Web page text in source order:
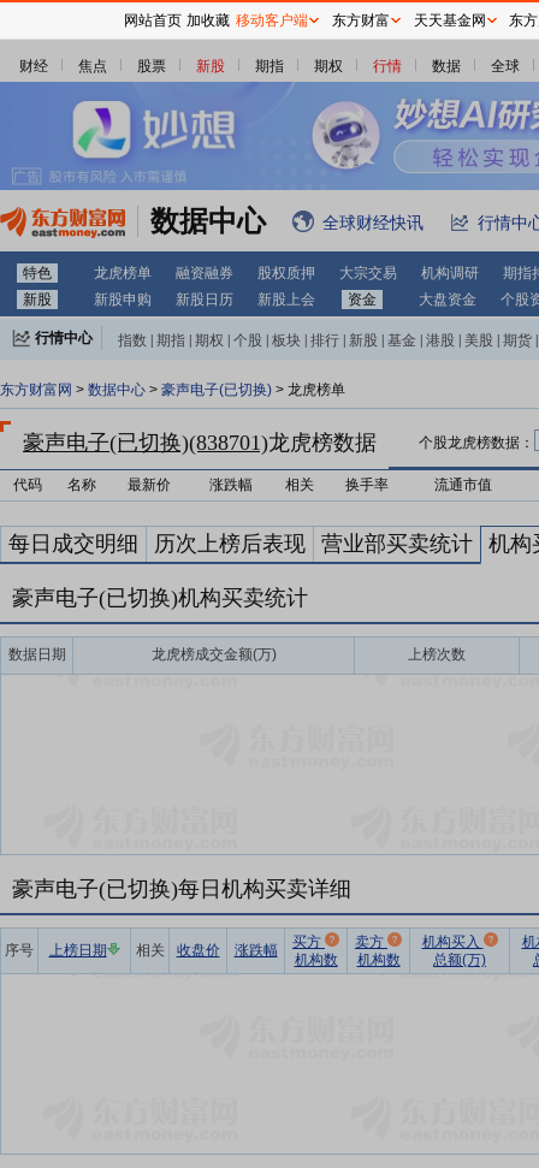
财经 焦点 股票 新股 期指 期权 行情 数据 全球
数据中心 全球财经快讯 行情中
特色 龙虎榜单 融资融券 股权质押 大宗交易 机构调研
期指
新股
新股申购 新股日历 新股上会 资金 大盘资金 个股
行情中心 指数 期指 期权 个股 板块 排行 新股 基金 港股 美股 期货
东方财富网 > 数据中心 > 豪声电子(已切换) > 龙虎榜单
豪声电子(已切换)(838701)龙虎榜数据 个股龙虎榜数据：
代码 名称 最新价 涨跌幅 相关 换手率 流通市值
每日成交明细 历次上榜后表现 营业部买卖统计 机构
豪声电子(已切换)机构买卖统计
数据日期 龙虎榜成交金额(万) 上榜次数
豪声电子(已切换)每日机构买卖详细
序号 上榜日期 相关 收盘价 涨跌幅
买方
机构数
卖方
机构数
机构买入
总额(万)
网站首页 加收藏 移动客户端 东方财富 天天基金网 东